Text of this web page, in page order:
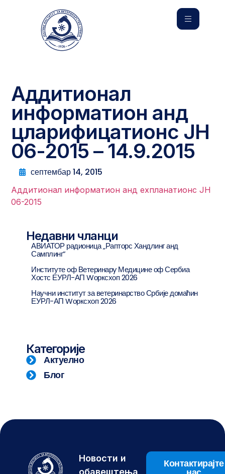
Аддитионал
информатион анд
цларифицатионс ЈН
06-2015 – 14.9.2015
септембар 14, 2015
Аддитионал информатион анд еxпланатионс ЈН
06-2015
Недавни чланци
АВИАТОР радионица „Рапторс Хандлинг анд
Самплинг”
Институте оф Ветеринарy Медицине оф Сербиа
Хостс ЕУРЛ-АП Wорксхоп 2026
Научни институт за ветеринарство Србије домаћин
ЕУРЛ-АП Wорксхоп 2026
Категорије
Актуелно
Блог
Новости и
обавештења
Контактирајте